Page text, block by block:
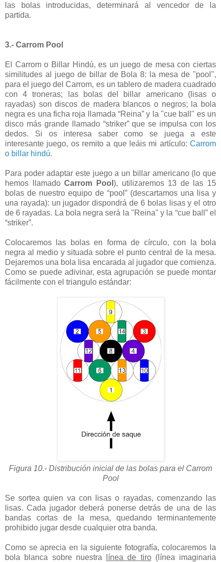
las bolas introducidas, determinará al vencedor de la
partida.
3.- Carrom Pool
El Carrom o Billar Hindú, es un juego de mesa con ciertas
similitudes al juego de billar de Bola 8: la mesa de "pool",
para el juego del Carrom, es un tablero de madera cuadrado
con 4 troneras; las bolas del billar americano (lisas o
rayadas) son discos de madera blancos o negros; la bola
negra es una ficha roja llamada “Reina” y la "cue ball" es un
disco más grande llamado “striker” que se impulsa con los
dedos. Si os interesa saber como se juega a este
interesante juego, os remito a que leáis mi artículo: Carrom
o billar hindú.
Para poder adaptar este juego a un billar americano (lo que
hemos llamadoCarrom Pool ), utilizaremos 13 de las 15
bolas de nuestro equipo de “pool” (descartamos una lisa y
una rayada): un jugador dispondrá de 6 bolas lisas y el otro
de 6 rayadas. La bola negra será la "Reina" y la “cue ball” el
“striker”.
Colocaremos las bolas en forma de círculo, con la bola
negra al medio y situada sobre el punto central de la mesa.
Dejaremos una bola lisa encarada al jugador que comienza.
Como se puede adivinar, esta agrupación se puede montar
fácilmente con el triangulo estándar:
Figura 10.- Distribución inicial de las bolas para el Carrom
Pool
Se sortea quien va con lisas o rayadas, comenzando las
lisas. Cada jugador deberá ponerse detrás de una de las
bandas cortas de la mesa, quedando terminantemente
prohibido jugar desde cualquier otra banda.
Como se aprecia en la siguiente fotografía, colocaremos la
bola blanca sobre nuestra
línea de tiro(línea imaginaria